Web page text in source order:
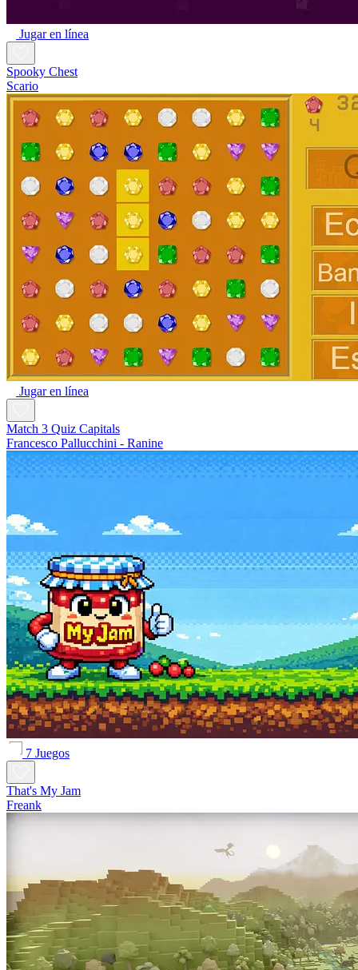
Jugar en línea
Spooky Chest
Scario
Jugar en línea
Match 3 Quiz Capitals
Francesco Pallucchini - Ranine
7 Juegos
That's My Jam
Freank